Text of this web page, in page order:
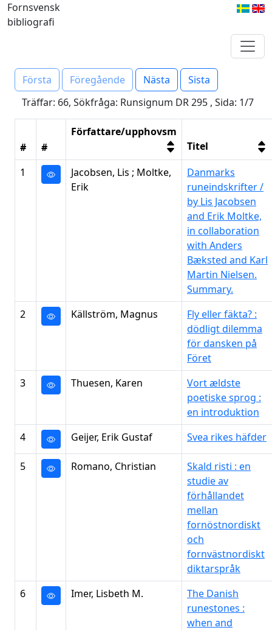
Fornsvensk
bibliografi
Första Föregående Nästa
Sista
Träffar: 66, Sökfråga: Runsignum DR 295 , Sida: 1/7
# #
Författare/upphovsm
Titel
1
Jacobsen, Lis ; Moltke,
Erik
Danmarks
runeindskrifter /
by Lis Jacobsen
and Erik Moltke,
in collaboration
with Anders
Bæksted and Karl
Martin Nielsen.
Summary.
2
Källström, Magnus
Fly eller fäkta? :
dödligt dilemma
för dansken på
Föret
3
Thuesen, Karen
Vort ældste
poetiske sprog :
en introduktion
4
Geijer, Erik Gustaf Svea rikes häfder
5 Romano, Christian
Skald risti : en
studie av
förhållandet
mellan
fornöstnordiskt
och
fornvästnordiskt
diktarspråk
6
Imer, Lisbeth M.
The Danish
runestones :
when and